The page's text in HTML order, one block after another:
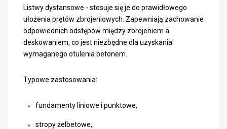
Listwy dystansowe - stosuje się je do prawidłowego
ułożenia prętów zbrojeniowych. Zapewniają zachowanie
odpowiednich odstępów między zbrojeniem a
deskowaniem, co jest niezbędne dla uzyskania
wymaganego otulenia betonem.
Typowe zastosowania:
fundamenty liniowe i punktowe,
stropy żelbetowe,